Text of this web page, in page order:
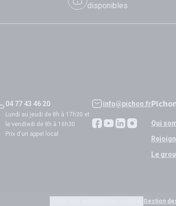
disponibles
04 77 43 46 20
Lundi au jeudi de 8h à 17h30 et
le vendredi de 8h à 16h30
Prix d'un appel local
info@pichon.fr
Qui
Le
Gestion